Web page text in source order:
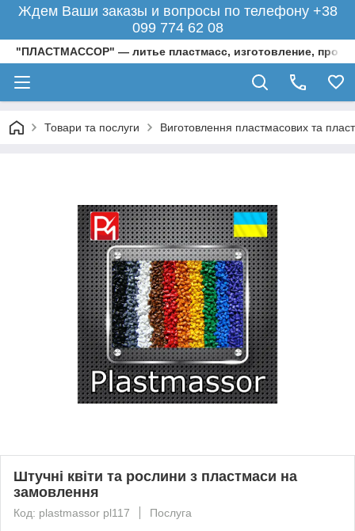
Ждем Ваши заказы и вопросы по телефону +38
099 774 62 08
"ПЛАСТМАССОР" — литье пластмасс, изготовление,
Товари та послуги Виготовлення пластмасових та
Штучні квіти та рослини з пластмаси на
замовлення
Код: plastmassor pl117 Послуга